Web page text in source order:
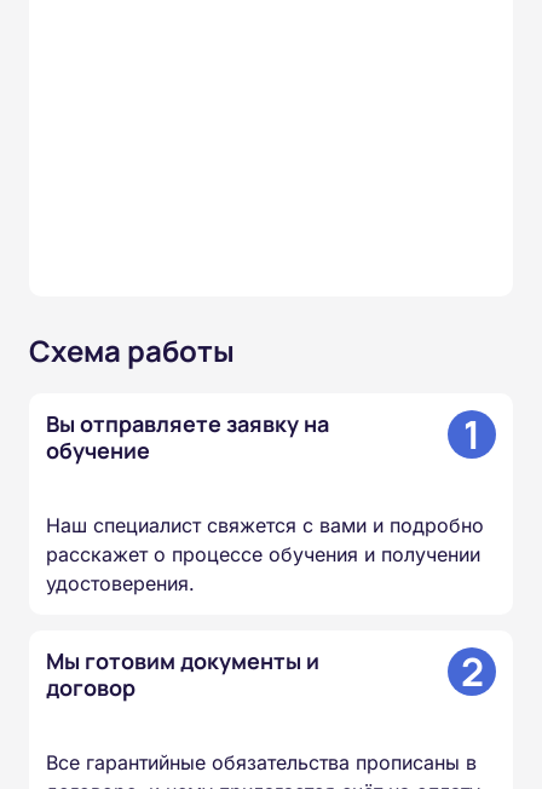
Схема работы
Вы отправляете заявку на
обучение
1
Наш специалист свяжется с вами и подробно
расскажет о процессе обучения и получении
удостоверения.
Мы готовим документы и
договор
2
Все гарантийные обязательства прописаны в